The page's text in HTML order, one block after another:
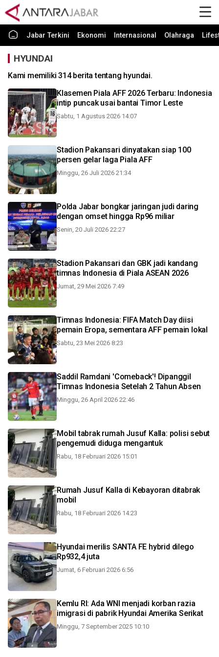
Jabar Terkini Ekonomi Internasional Olahraga
HYUNDAI
Kami memiliki 314 berita tentang hyundai.
Klasemen Piala AFF 2026 Terbaru: Indonesia
intip puncak usai bantai Timor Leste
Sabtu, 1 Agustus 2026 14:07
Stadion Pakansari dinyatakan siap 100
persen gelar laga Piala AFF
Minggu, 26 Juli 2026 21:34
Polda Jabar bongkar jaringan judi daring
dengan omset hingga Rp96 miliar
Senin, 20 Juli 2026 22:27
Stadion Pakansari dan GBK jadi kandang
timnas Indonesia di Piala ASEAN 2026
Jumat, 29 Mei 2026 7:49
Timnas Indonesia: FIFA Match Day diisi
pemain Eropa, sementara AFF pemain lokal
Sabtu, 23 Mei 2026 8:23
Saddil Ramdani 'Comeback'! Dipanggil
Timnas Indonesia Setelah 2 Tahun Absen
Minggu, 26 April 2026 22:46
Mobil tabrak rumah Jusuf Kalla: polisi sebut
pengemudi diduga mengantuk
Rabu, 18 Februari 2026 15:01
Rumah Jusuf Kalla di Kebayoran ditabrak
mobil
Rabu, 18 Februari 2026 14:23
Hyundai merilis SANTA FE hybrid dilego
Rp932,4 juta
Jumat, 6 Februari 2026 6:56
Kemlu RI: Ada WNI menjadi korban razia
imigrasi di pabrik Hyundai Amerika Serikat
Minggu, 7 September 2025 10:10